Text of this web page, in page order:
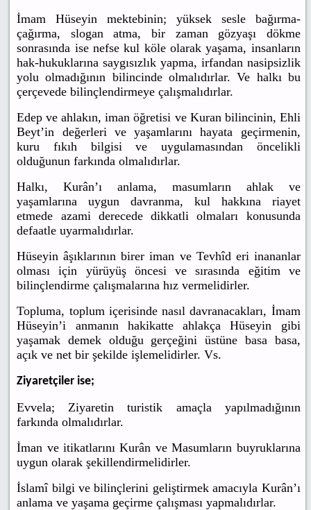
İmam Hüseyin mektebinin; yüksek sesle bağırma-
çağırma, slogan atma, bir zaman gözyaşı dökme
sonrasında ise nefse kul köle olarak yaşama, insanların
hak-hukuklarına saygısızlık yapma, irfandan nasipsizlik
yolu olmadığının bilincinde olmalıdırlar. Ve halkı bu
çerçevede bilinçlendirmeye çalışmalıdırlar.
Edep ve ahlakın, iman öğretisi ve Kuran bilincinin, Ehli
Beyt’in değerleri ve yaşamlarını hayata geçirmenin,
kuru fıkıh bilgisi ve uygulamasından öncelikli
olduğunun farkında olmalıdırlar.
Halkı, Kurân’ı anlama, masumların ahlak ve
yaşamlarına uygun davranma, kul hakkına riayet
etmede azami derecede dikkatli olmaları konusunda
defaatle uyarmalıdırlar.
Hüseyin âşıklarının birer iman ve Tevhîd eri inananlar
olması için yürüyüş öncesi ve sırasında eğitim ve
bilinçlendirme çalışmalarına hız vermelidirler.
Topluma, toplum içerisinde nasıl davranacakları, İmam
Hüseyin’i anmanın hakikatte ahlakça Hüseyin gibi
yaşamak demek olduğu gerçeğini üstüne basa basa,
açık ve net bir şekilde işlemelidirler. Vs.
Ziyaretçiler ise;
Evvela; Ziyaretin turistik amaçla yapılmadığının
farkında olmalıdırlar.
İman ve itikatlarını Kurân ve Masumların buyruklarına
uygun olarak şekillendirmelidirler.
İslamî bilgi ve bilinçlerini geliştirmek amacıyla Kurân’ı
anlama ve yaşama geçirme çalışması yapmalıdırlar.